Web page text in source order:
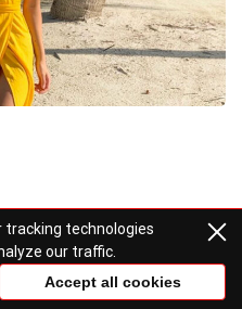
viabeste sites voor
met zich mee.
tracking technologies
our traffic.
Accept all cookies